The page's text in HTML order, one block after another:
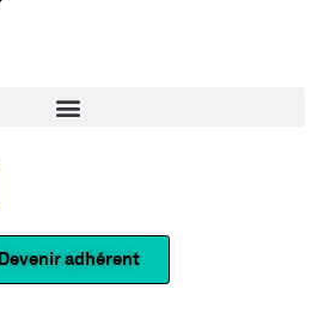
Devenir adhérent